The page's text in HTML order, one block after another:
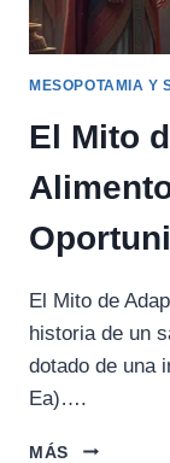
MESOPOTAMIA Y
El Mito
El Mito de
historia de un
dotado de una
Ea)….
MÁS
EL